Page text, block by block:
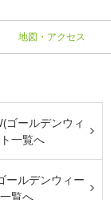
地図・アクセス
ゴールデンウィ
一覧へ
ールデンウィー
覧へ